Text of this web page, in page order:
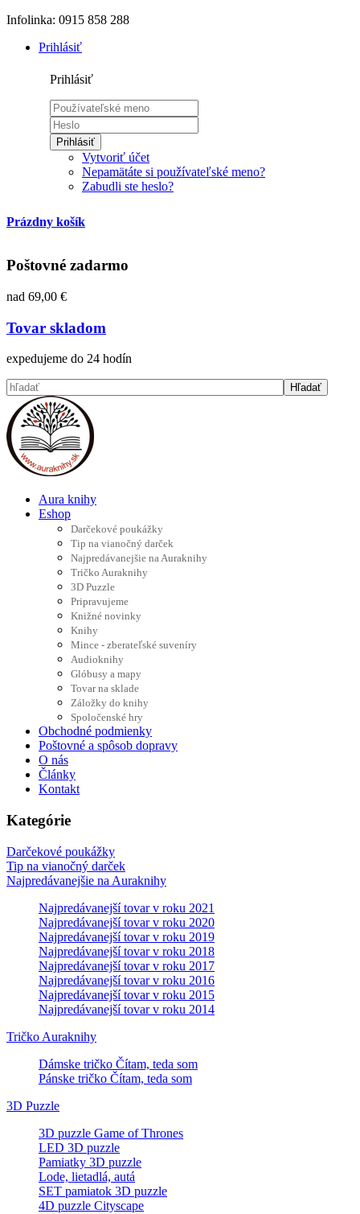
Infolinka: 0915 858 288
Prihlásiť
Prihlásiť
Prihlásiť
Vytvoriť účet
Nepamätáte si používateľské meno?
Zabudli ste heslo?
Prázdny košík
Poštovné zadarmo
nad 69,00 €
Tovar skladom
expedujeme do 24 hodín
Aura knihy
Eshop
Darčekové poukážky
Tip na vianočný darček
Najpredávanejšie na Auraknihy
Tričko Auraknihy
3D Puzzle
Pripravujeme
Knižné novinky
Knihy
Mince - zberateľské suveníry
Audioknihy
Glóbusy a mapy
Tovar na sklade
Záložky do knihy
Spoločenské hry
Obchodné podmienky
Poštovné a spôsob dopravy
O nás
Články
Kontakt
Kategórie
Darčekové poukážky
Tip na vianočný darček
Najpredávanejšie na Auraknihy
Najpredávanejší tovar v roku 2021
Najpredávanejší tovar v roku 2020
Najpredávanejší tovar v roku 2019
Najpredávanejší tovar v roku 2018
Najpredávanejší tovar v roku 2017
Najpredávanejší tovar v roku 2016
Najpredávanejší tovar v roku 2015
Najpredávanejší tovar v roku 2014
Tričko Auraknihy
Dámske tričko Čítam, teda som
Pánske tričko Čítam, teda som
3D Puzzle
3D puzzle Game of Thrones
LED 3D puzzle
Pamiatky 3D puzzle
Lode, lietadlá, autá
SET pamiatok 3D puzzle
4D puzzle Cityscape